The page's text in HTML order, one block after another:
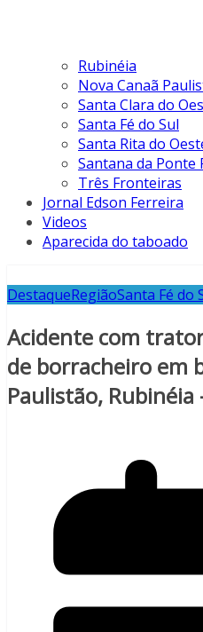
Rubinéia
Nova Canaã
Santa Clara do
Santa Fé do Sul
Santa Rita do
Santana da Ponte
Três Fronteiras
Jornal Edson Ferreira
Videos
Aparecida do taboado
DestaqueRegiãoSanta Fé do
Acidente com
de borracheiro em
Paulistão, Rubinéia